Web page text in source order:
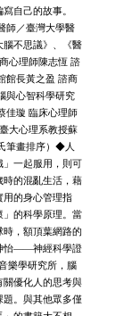
自己的故事。
師／臺灣大學醫
腦不思議》、《醫
心理師陳志恆 諮
館長黃之盈 諮商
與心智科學研究
佳璇 臨床心理師
大心理系教授蘇
筆畫排序）◆人
」一起服用，則可
時的混亂生活，藉
用的身心管理指
」的科學原理。當
，額頂葉網路的
怡——神經科學證
樂學研究所，腦
優化人的思考與
題。與其他眾多僅